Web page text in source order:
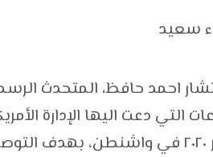
سعيد
احمد حافظ، المتحدث
التي دعت اليها الإدارة
٢٨ و٢٩ يناير ٢٠٢٠ في